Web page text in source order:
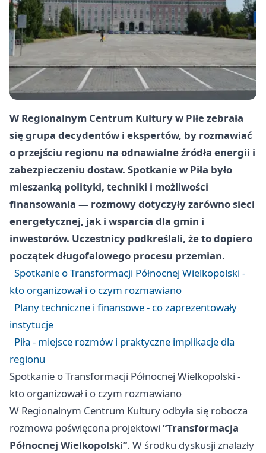
W Regionalnym Centrum Kultury w Piłe zebrała
się grupa decydentów i ekspertów, by rozmawiać
o przejściu regionu na odnawialne źródła energii i
zabezpieczeniu dostaw. Spotkanie w Piła było
mieszanką polityki, techniki i możliwości
finansowania — rozmowy dotyczyły zarówno sieci
energetycznej, jak i wsparcia dla gmin i
inwestorów. Uczestnicy podkreślali, że to dopiero
początek długofalowego procesu przemian.
Spotkanie o Transformacji Północnej Wielkopolski -
kto organizował i o czym rozmawiano
Plany techniczne i finansowe - co zaprezentowały
instytucje
Piła - miejsce rozmów i praktyczne implikacje dla
regionu
Spotkanie o Transformacji Północnej Wielkopolski -
kto organizował i o czym rozmawiano
W Regionalnym Centrum Kultury odbyła się robocza
rozmowa poświęcona projektowi “Transformacja
Północnej Wielkopolski”. W środku dyskusji znalazły